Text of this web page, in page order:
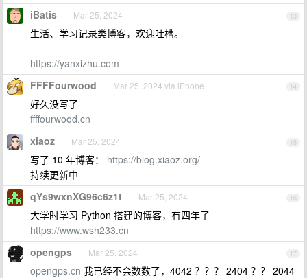
13
iBatis Mar 25, 2024
生活、学习记录类博客，欢迎吐槽。
https://yanxizhu.com
14
FFFFourwood Mar 25, 2024 via iPhone
好久没写了
ffffourwood.cn
15
xiaoz Mar 25, 2024
写了 10 年博客： https://blog.xiaoz.org/
持续更新中
16
qYs9wxnXG96c6z1t Mar 25, 2024
大学时学习 Python 搭建的博客，有四年了
https://www.wsh233.cn
17
opengps Mar 25, 2024
opengps.cn 我已经不会数数了，4042 ？？？ 2404 ？？ 2044